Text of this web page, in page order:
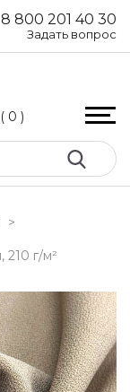
8 800 201 40 30
Задать вопрос
( 0 )
>
210 г/м²